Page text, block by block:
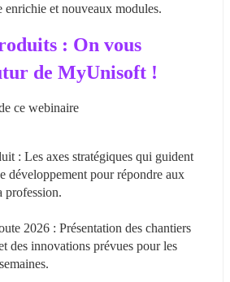
et nouveaux modules.
: On vous
de MyUnisoft !
ce webinaire
: Les axes stratégiques qui guident
développement pour répondre aux
profession.
2026 : Présentation des chantiers
des innovations prévues pour les